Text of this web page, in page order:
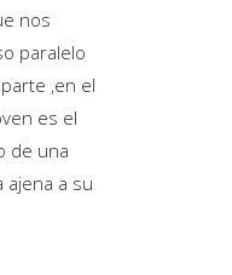
nos
paralelo
,en el
es el
de una
ajena a su